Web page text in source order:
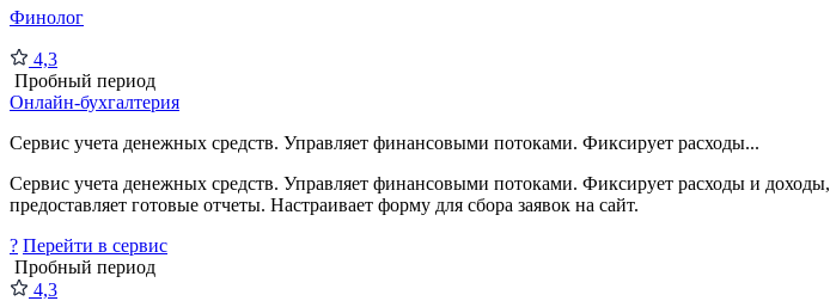
Финолог
4,3
Пробный период
Онлайн-бухгалтерия
Сервис учета денежных средств. Управляет финансовыми потоками. Фиксирует расходы...
Сервис учета денежных средств. Управляет финансовыми потоками. Фиксирует расходы и
предоставляет готовые отчеты. Настраивает форму для сбора заявок на сайт.
? Перейти в сервис
Пробный период
4,3